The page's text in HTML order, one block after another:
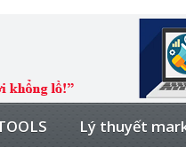
Lý thuyết